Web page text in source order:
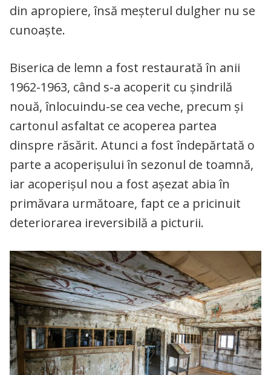
din apropiere, însă meșterul dulgher nu se
cunoaște.
Biserica de lemn a fost restaurată în anii
1962-1963, când s-a acoperit cu șindrilă
nouă, înlocuindu-se cea veche, precum și
cartonul asfaltat ce acoperea partea
dinspre răsărit. Atunci a fost îndepărtată o
parte a acoperișului în sezonul de toamnă,
iar acoperișul nou a fost așezat abia în
primăvara următoare, fapt ce a pricinuit
deteriorarea ireversibilă a picturii.